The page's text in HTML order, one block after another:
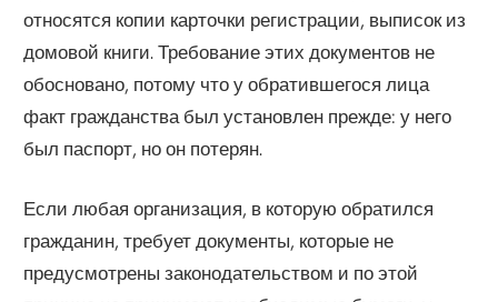
относятся копии карточки регистрации, выписок из
домовой книги. Требование этих документов не
обосновано, потому что у обратившегося лица
факт гражданства был установлен прежде: у него
был паспорт, но он потерян.
Если любая организация, в которую обратился
гражданин, требует документы, которые не
предусмотрены законодательством и по этой